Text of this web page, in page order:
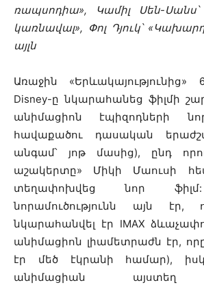
ռապսոդիա», Կամիլ Սեն-Սանս՝
կառնավալ», Փոլ Դյուկ՝
այլն
Առաջին
Disney-ը նկարահանեց ֆիլմի
անիմացիոն էպիզոդների
հավաքածու դասական
անգամ՝ յոթ մասից), ընդ
աշակերտը» Միկի Մաուսի
տեղափոխվեց նոր
նորամուծությունն այն էր,
նկարահանվել էր IMAX
անիմացիոն լիամետրաժն էր,
էր մեծ էկրանի համար),
անիմացիան այստեղ